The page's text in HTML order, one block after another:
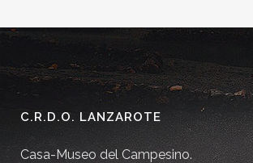
C.R.D.O. LANZAROTE
Casa-Museo del Campesino.